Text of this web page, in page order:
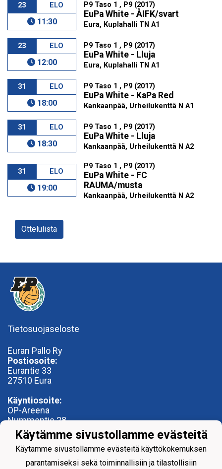
23 ELO
11:30
P9 Taso 1 , P9 (2017)
EuPa White - ÅIFK/svart
Eura, Kuplahalli TN A1
23 ELO
12:00
P9 Taso 1 , P9 (2017)
EuPa White - Lluja
Eura, Kuplahalli TN A1
31 ELO
18:00
P9 Taso 1 , P9 (2017)
EuPa White - KaPa Red
Kankaanpää, Urheilukenttä N A1
31 ELO
18:30
P9 Taso 1 , P9 (2017)
EuPa White - Lluja
Kankaanpää, Urheilukenttä N A2
31 ELO
19:00
P9 Taso 1 , P9 (2017)
EuPa White - FC
RAUMA/musta
Kankaanpää, Urheilukenttä N A2
Ottelulista
Tietosuojaseloste
Euran Pallo Ry
Postiosoite:
Eurantie 33
27510 Eura
Käyntiosoite:
OP-Areena
Nummentie 28
27500 Kauttua
toimisto@euranpallo.fi
Käytämme sivustollamme evästeitä
Käytämme sivustollamme evästeitä käyttökokemuksen
parantamiseksi sekä toiminnallisiin ja tilastollisiin